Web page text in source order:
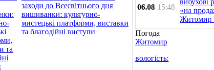
заходи до Всесвітнього дня
вишиванки: культурно-
мистецькі платформи, виставки
та благодійні виступи
06.08 15:48
вибухові
«на
Житомир
Погода
Житомир
вологість: